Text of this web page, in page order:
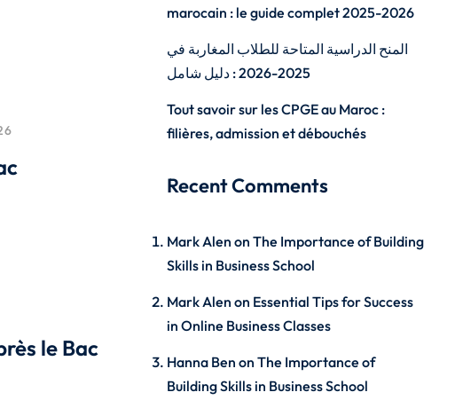
le Bac
marocain : le guide complet 2025-2026
المنح الدراسية المتاحة للطلاب المغاربة في
2025-2026 : دليل شامل
Tout savoir sur les CPGE au Maroc :
filières, admission et débouchés
Recent Comments
Mark Alen on The Importance of Building
Skills in Business School
Mark Alen on Essential Tips for Success
in Online Business Classes
Hanna Ben on The Importance of
Building Skills in Business School